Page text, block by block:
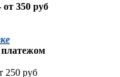
350 руб
250 руб